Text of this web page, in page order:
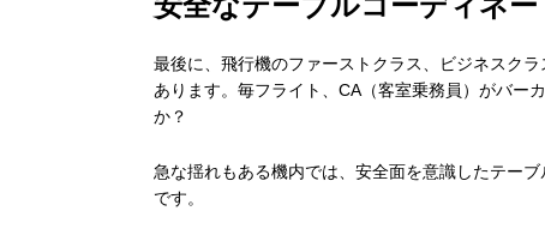
最後に、飛行機のファーストクラス、ビジネスク
あります。毎フライト、CA（客室乗務員）がバー
か？
急な揺れもある機内では、安全面を意識したテー
です。